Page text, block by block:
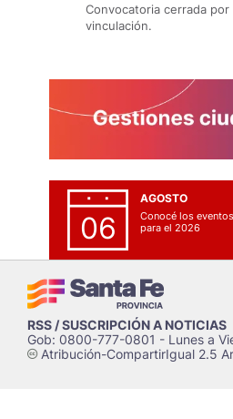
Convocatoria cerrada por
vinculación.
06
AGOSTO
Conocé los
para el 2026
RSS / SUSCRIPCIÓN A NOTICIAS
Gob: 0800-777-0801 - Lunes a
cAtribución-CompartirIgual 2.5